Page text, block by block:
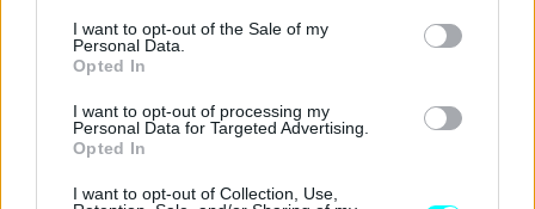
consent section.
I want to opt-out of the Sale of my
Personal Data.
Opted In
I want to opt-out of processing my
Personal Data for Targeted Advertising.
Opted In
I want to opt-out of Collection, Use,